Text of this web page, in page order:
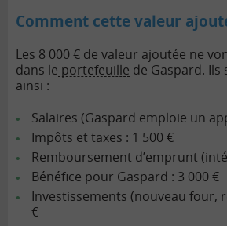
Comment cette valeur
Les 8 000 € de valeur ajoutée ne
dans le portefeuille de Gaspard.
ainsi :
Salaires (Gaspard emploie un
Impôts et taxes : 1 500 €
Remboursement d’emprunt
Bénéfice pour Gaspard : 3 000 €
Investissements (nouveau four,
€